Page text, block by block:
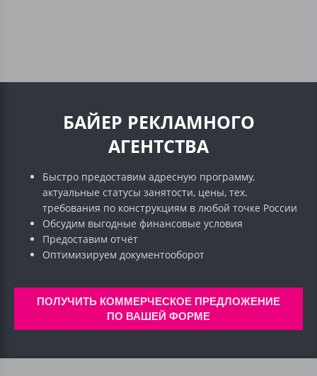
БАЙЕР РЕКЛАМНОГО
АГЕНТСТВА
Быстро предоставим адресную программу,
актуальные статусы занятости, цены, тех.
требования по конструкциям в любой точке России
Обсудим выгодные финансовые условия
Предоставим отчёт
Оптимизируем документооборот
ПОЛУЧИТЬ КОММЕРЧЕСКОЕ ПРЕДЛОЖЕНИЕ
ПО ВАШЕЙ ФОРМЕ